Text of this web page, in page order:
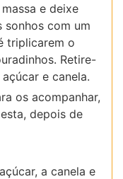
e deixe
com um
triplicarem o
Retire-
e canela.
os acompanhar,
depois de
a canela e